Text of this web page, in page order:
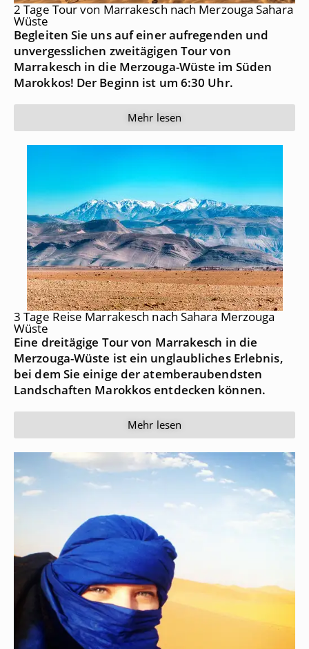
2 Tage Tour von Marrakesch nach Merzouga Sahara
Wüste
Begleiten Sie uns auf einer aufregenden und
unvergesslichen zweitägigen Tour von
Marrakesch in die Merzouga-Wüste im Süden
Marokkos! Der Beginn ist um 6:30 Uhr.
Mehr lesen
3 Tage Reise Marrakesch nach Sahara Merzouga
Wüste
Eine dreitägige Tour von Marrakesch in die
Merzouga-Wüste ist ein unglaubliches Erlebnis,
bei dem Sie einige der atemberaubendsten
Landschaften Marokkos entdecken können.
Mehr lesen